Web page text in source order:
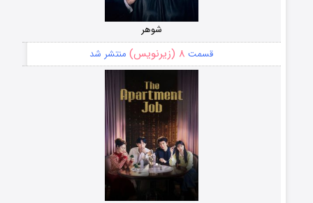
شوهر
قسمت ۸ (زیرنویس) منتشر شد